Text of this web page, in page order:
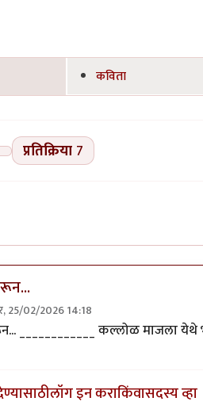
कविता
प्रतिक्रिया 7
25/02/2026 14:18
____________ कल्लोळ माजला येथे
लॉग इन कराकिंवासदस्य व्हा